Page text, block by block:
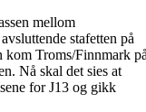
mellom
stafetten på
kom Troms/Finnmark
Nå skal det sies at
for J13 og gikk